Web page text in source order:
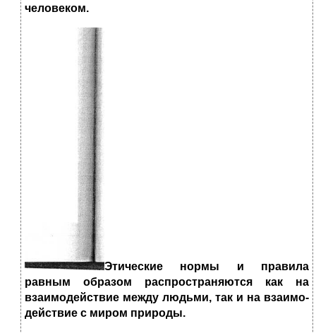
человеком.
Этические нормы и правила
равным образом распространя­ются как на
взаимодействие между людьми, так и на взаимо­
действие с миром природы.